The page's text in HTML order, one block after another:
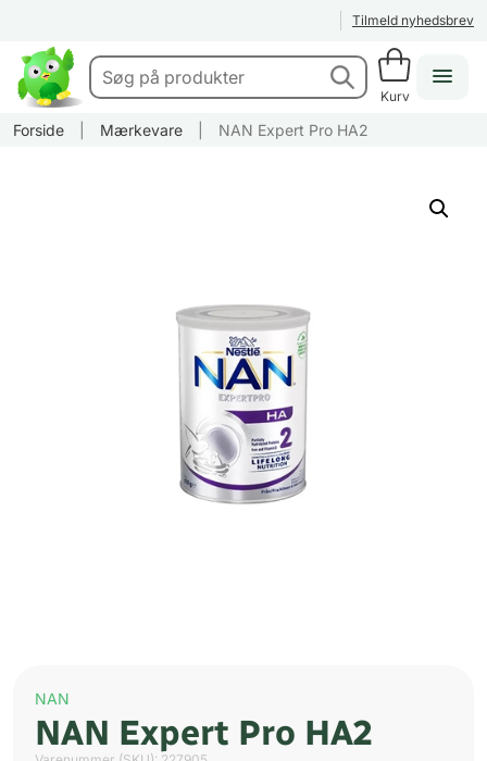
Tilmeld nyhedsbrev
Kurv
Forside Mærkevare NAN Expert Pro HA2
NAN
NAN Expert Pro HA2